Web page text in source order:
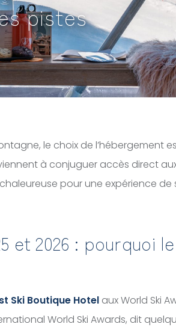
pistes
le choix de l’hébergement
à conjuguer accès direct
pour une expérience de
et 2026 : pourquoi
Ski Boutique Hotel aux World Ski
World Ski Awards, dit